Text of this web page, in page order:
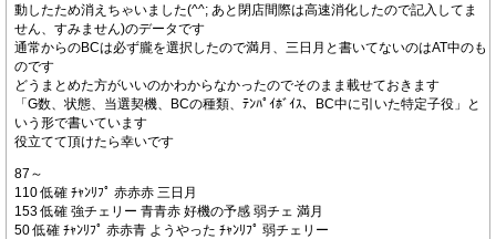
動したため消えちゃいました(^^; あと閉店間際は高速消化したので記入してま
せん、すみません)のデータです
通常からのBCは必ず朧を選択したので満月、三日月と書いてないのはAT中のも
のです
どうまとめた方がいいのかわからなかったのでそのまま載せておきます
「G数、状態、当選契機、BCの種類、ﾃﾝﾊﾟｲﾎﾞｲｽ、BC中に引いた特定子役」と
いう形で書いています
役立てて頂けたら幸いです
87～
110 低確 ﾁｬﾝﾘﾌﾟ 赤赤赤 三日月
153 低確 強チェリー 青青赤 好機の予感 弱チェ 満月
50 低確 ﾁｬﾝﾘﾌﾟ 赤赤青 ようやった ﾁｬﾝﾘﾌﾟ 弱チェリー